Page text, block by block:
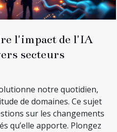
l'impact de l'IA
secteurs
notre quotidien,
de domaines. Ce sujet
sur les changements
qu’elle apporte. Plongez